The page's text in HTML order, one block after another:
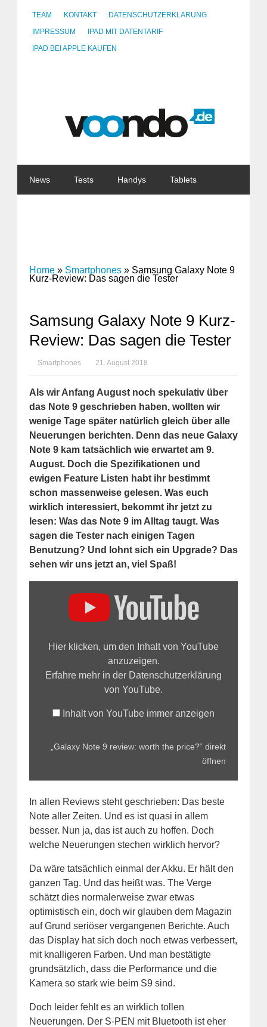
TEAM KONTAKT
DATENSCHUTZERKLÄRUNG
IMPRESSUM
IPAD MIT DATENTARIF
IPAD BEI APPLE KAUFEN
News Tests Handys Tablets
Home » Smartphones » Samsung Galaxy Note 9
Kurz-Review: Das sagen die Tester
Samsung Galaxy Note 9 Kurz-
Review: Das sagen die Tester
Smartphones 21. August 2018
Als wir Anfang August noch spekulativ über
das Note 9 geschrieben haben, wollten wir
wenige Tage später natürlich gleich über alle
Neuerungen berichten. Denn das neue Galaxy
Note 9 kam tatsächlich wie erwartet am 9.
August. Doch die Spezifikationen und
ewigen Feature Listen habt ihr bestimmt
schon massenweise gelesen. Was euch
wirklich interessiert, bekommt ihr jetzt zu
lesen: Was das Note 9 im Alltag taugt. Was
sagen die Tester nach einigen Tagen
Benutzung? Und lohnt sich ein Upgrade? Das
sehen wir uns jetzt an, viel Spaß!
Hier klicken, um den Inhalt von YouTube
anzuzeigen.
Erfahre mehr in der Datenschutzerklärung
von YouTube.
Inhalt von YouTube immer anzeigen
„Galaxy Note 9 review: worth the price?“ direkt
öffnen
In allen Reviews steht geschrieben: Das beste
Note aller Zeiten. Und es ist quasi in allem
besser. Nun ja, das ist auch zu hoffen. Doch
welche Neuerungen stechen wirklich hervor?
Da wäre tatsächlich einmal der Akku. Er hält den
ganzen Tag. Und das heißt was. The Verge
schätzt dies normalerweise zwar etwas
optimistisch ein, doch wir glauben dem Magazin
auf Grund seriöser vergangenen Berichte. Auch
das Display hat sich doch noch etwas verbessert,
mit knalligeren Farben. Und man bestätigte
grundsätzlich, dass die Performance und die
Kamera so stark wie beim S9 sind.
Doch leider fehlt es an wirklich tollen
Neuerungen. Der S-PEN mit Bluetooth ist eher